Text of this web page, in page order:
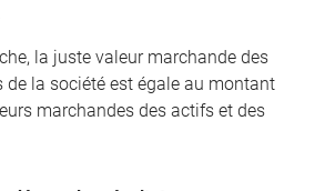
la juste valeur marchande des
la société est égale au montant
marchandes des actifs et des